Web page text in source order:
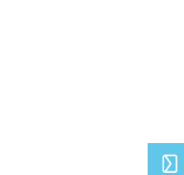
mail